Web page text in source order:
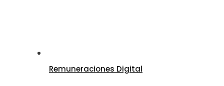
Remuneraciones Digital